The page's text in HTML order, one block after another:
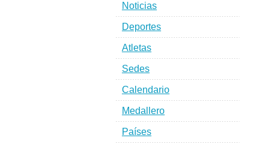
Noticias
Deportes
Atletas
Sedes
Calendario
Medallero
Países